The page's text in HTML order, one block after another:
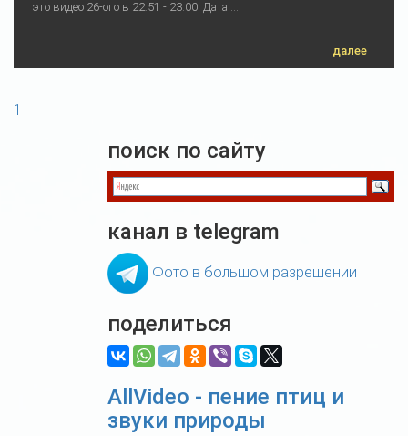
это видео 26-ого в 22:51 - 23:00. Дата ...
далее
1
поиск по сайту
канал в telegram
Фото в большом разрешении
поделиться
AllVideo - пение птиц и
звуки природы